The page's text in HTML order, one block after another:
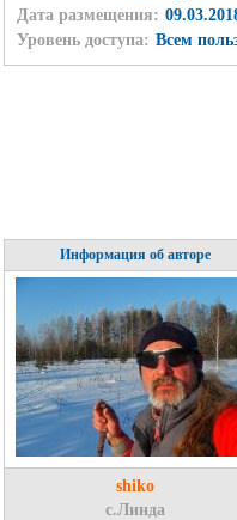
Дата размещения:
Уровень доступа: Всем
Информация об авторе
shiko
с.Линда